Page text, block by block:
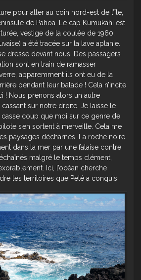
pour aller au coin nord-est de l’île,
de Pahoa. Le cap Kumukahi est
vestige de la coulée de 1960.
a été tracée sur la lave aplanie.
dresse devant nous. Des passagers
sont en train de ramasser
apparemment ils ont eu de la
pendant leur balade ! Cela n’incite
! Nous prenons alors un autre
sur notre droite. Je laisse le
coup que moi sur ce genre de
s’en sortent à merveille. Cela me
paysages décharnés. La roche noire
dans la mer par une falaise contre
malgré le temps clément,
Ici, l’océan cherche
les territoires que Pelé a conquis.